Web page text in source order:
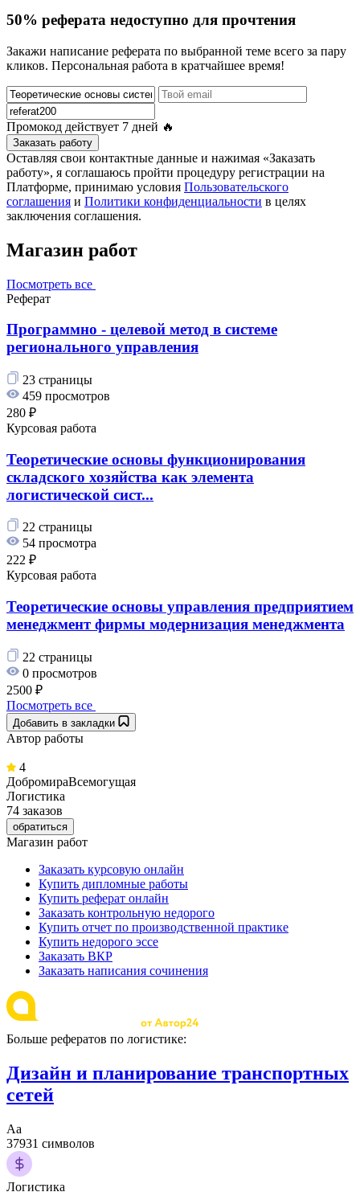
50% реферата недоступно для прочтения
Закажи написание реферата по выбранной теме всего за пару
кликов. Персональная работа в кратчайшее время!
Промокод действует 7 дней 🔥
Заказать работу
Оставляя свои контактные данные и нажимая «Заказать
работу», я соглашаюсь пройти процедуру регистрации на
Платформе, принимаю условия Пользовательского
соглашения и Политики конфиденциальности в целях
заключения соглашения.
Магазин работ
Посмотреть все
Реферат
Программно - целевой метод в системе
регионального управления
23 страницы
459 просмотров
280 ₽
Курсовая работа
Теоретические основы функционирования
складского хозяйства как элемента
логистической сист...
22 страницы
54 просмотра
222 ₽
Курсовая работа
Теоретические основы управления предприятием
менеджмент фирмы модернизация менеджмента
22 страницы
0 просмотров
2500 ₽
Посмотреть все
Добавить в закладки
Автор работы
4
ДобромираВсемогущая
Логистика
74 заказов
обратиться
Магазин работ
Заказать курсовую онлайн
Купить дипломные работы
Купить реферат онлайн
Заказать контрольную недорого
Купить отчет по производственной практике
Купить недорого эссе
Заказать ВКР
Заказать написания сочинения
Больше рефератов по логистике:
Дизайн и планирование транспортных
сетей
Аа
37931 символов
Логистика